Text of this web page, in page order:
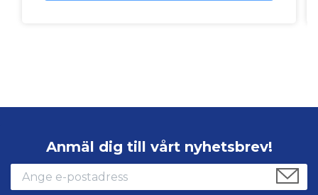
Anmäl dig till vårt nyhetsbrev!